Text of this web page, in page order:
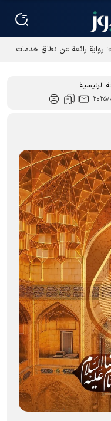
رواية رائعة عن نطاق خدمات
الرئيسية
۰۹